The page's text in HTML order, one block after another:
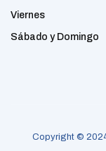
Viernes
Sábado y Domingo
Copyright ©